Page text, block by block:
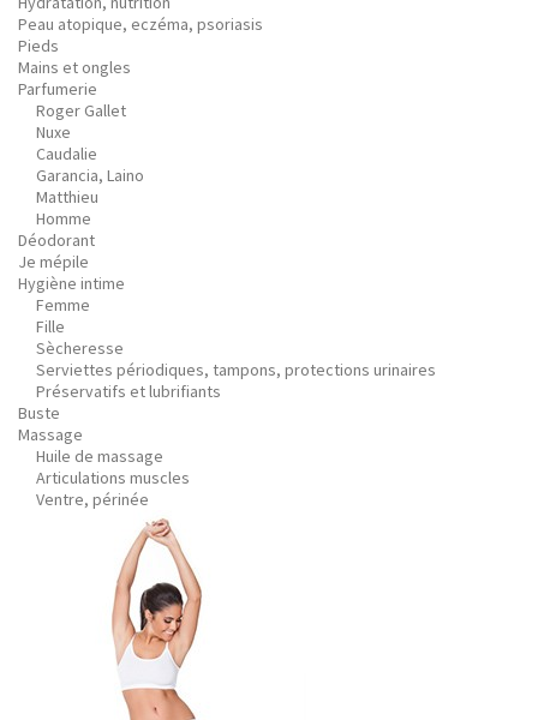
Peau atopique, eczéma, psoriasis
Pieds
Mains et ongles
Parfumerie
Roger Gallet
Nuxe
Caudalie
Garancia, Laino
Matthieu
Homme
Déodorant
Je mépile
Hygiène intime
Femme
Fille
Sècheresse
Serviettes périodiques, tampons, protections urinaires
Préservatifs et lubrifiants
Buste
Massage
Huile de massage
Articulations muscles
Ventre, périnée